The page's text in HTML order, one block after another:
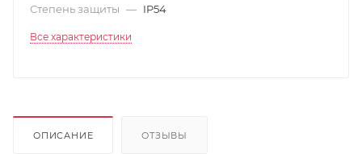
Степень защиты — IP54
Все характеристики
ОПИСАНИЕ ОТЗЫВЫ